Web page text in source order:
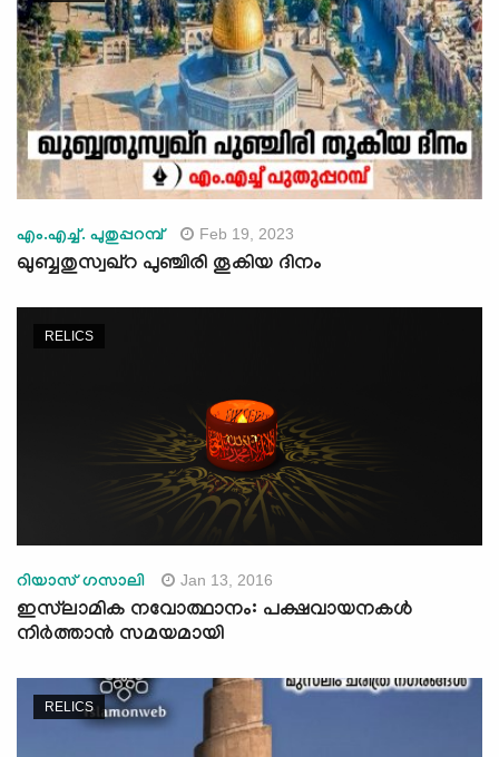
എം.എച്ച്. പുതുപ്പറമ്പ് Feb 19, 2023
ഖുബ്ബതുസ്വഖ്റ പുഞ്ചിരി തൂകിയ ദിനം
RELICS
റിയാസ് ഗസാലി Jan 13, 2016
ഇസ്‌ലാമിക നവോത്ഥാനം: പക്ഷവായനകള്‍
നിര്‍ത്താന്‍ സമയമായി
RELICS